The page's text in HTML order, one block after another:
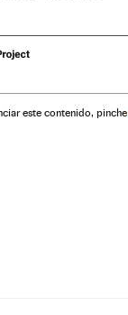
Acontecimentos
este contenido, pinche